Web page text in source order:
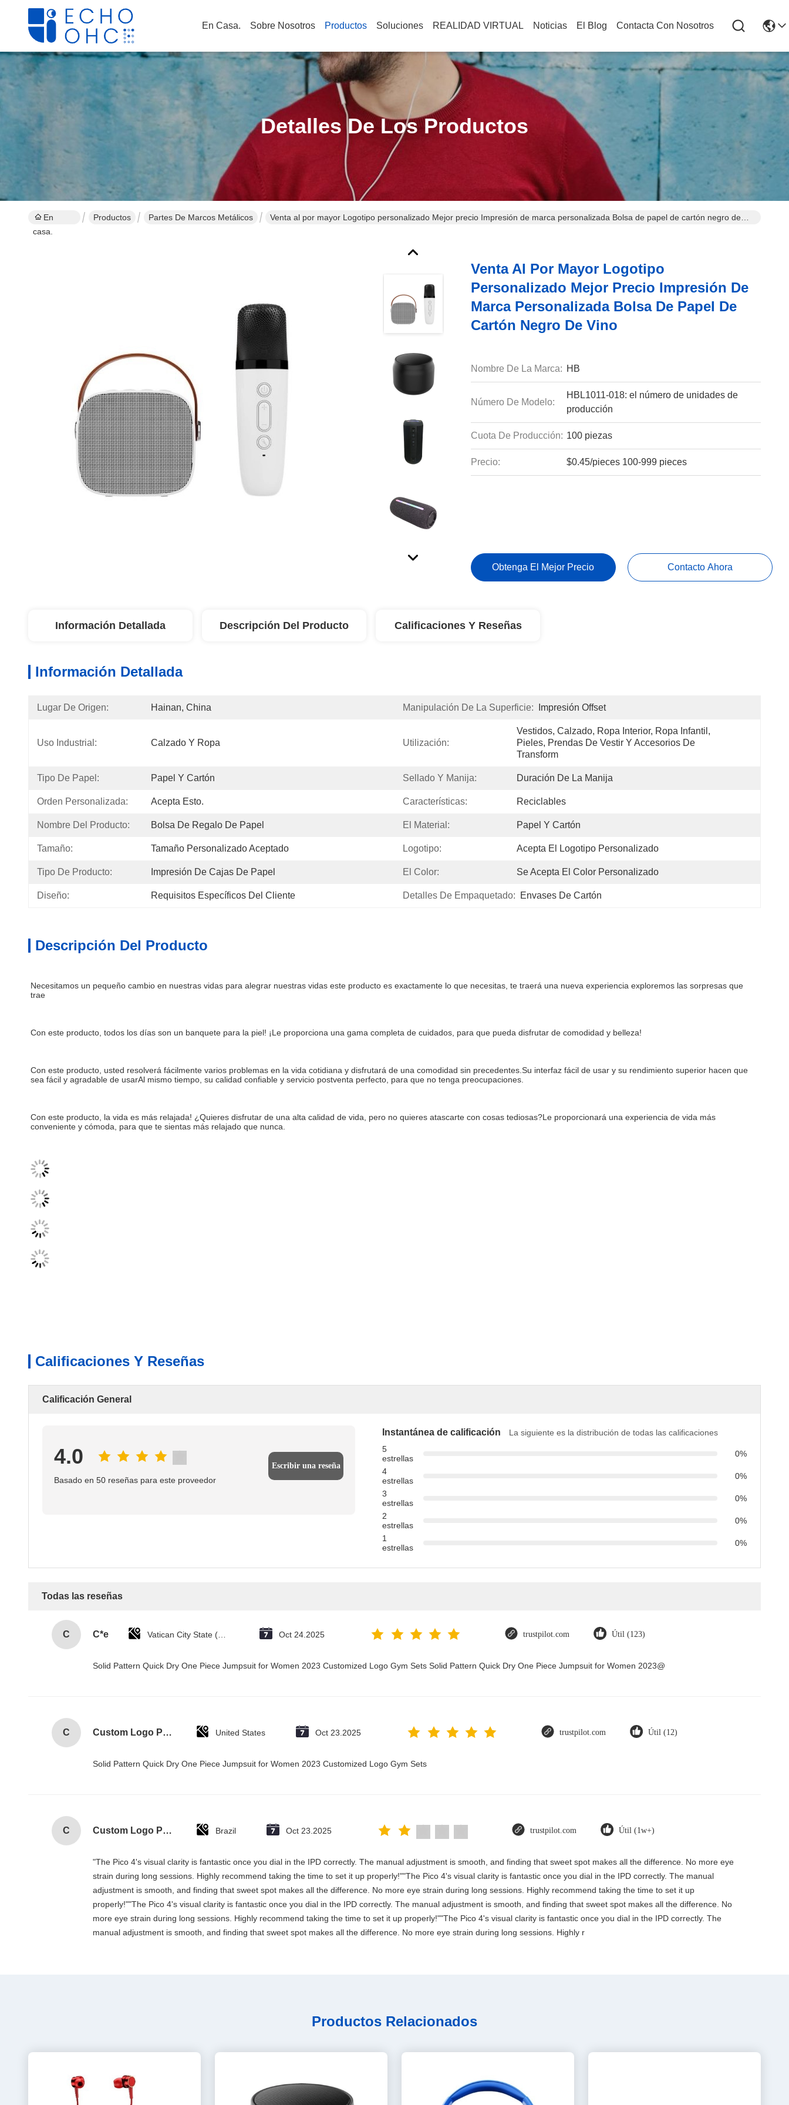
En Casa. Sobre Nosotros Productos Soluciones REALIDAD VIRTUAL Noticias El Blog Contacta Con Nosotros
Detalles De Los Productos
En
casa.
Productos Partes De Marcos Metálicos
Venta al por mayor Logotipo personalizado Mejor precio Impresión de marca personalizada Bolsa de papel de cartón negro de
Venta Al Por Mayor Logotipo
Personalizado Mejor Precio Impresión De
Marca Personalizada Bolsa De Papel De
Cartón Negro De Vino
Nombre De La Marca: HB
Número De Modelo:
HBL1011-018: el número de unidades de
producción
Cuota De Producción: 100 piezas
Precio: $0.45/pieces 100-999 pieces
Obtenga El Mejor Precio Contacto Ahora
Información Detallada Descripción Del Producto Calificaciones Y Reseñas
Información Detallada
Lugar De Origen: Hainan, China Manipulación De La Superficie: Impresión Offset
Uso Industrial: Calzado Y Ropa Utilización:
Vestidos, Calzado, Ropa Interior, Ropa Infantil,
Pieles, Prendas De Vestir Y Accesorios De
Transform
Tipo De Papel: Papel Y Cartón Sellado Y Manija: Duración De La Manija
Orden Personalizada: Acepta Esto. Características: Reciclables
Nombre Del Producto: Bolsa De Regalo De Papel El Material: Papel Y Cartón
Tamaño: Tamaño Personalizado Aceptado Logotipo: Acepta El Logotipo Personalizado
Tipo De Producto: Impresión De Cajas De Papel El Color: Se Acepta El Color Personalizado
Diseño: Requisitos Específicos Del Cliente Detalles De Empaquetado: Envases De Cartón
Descripción Del Producto
Necesitamos un pequeño cambio en nuestras vidas para alegrar nuestras vidas este producto es exactamente lo que necesitas, te traerá una nueva experiencia exploremos las sorpresas que
trae
Con este producto, todos los días son un banquete para la piel! ¡Le proporciona una gama completa de cuidados, para que pueda disfrutar de comodidad y belleza!
Con este producto, usted resolverá fácilmente varios problemas en la vida cotidiana y disfrutará de una comodidad sin precedentes.Su interfaz fácil de usar y su rendimiento superior hacen que
sea fácil y agradable de usarAl mismo tiempo, su calidad confiable y servicio postventa perfecto, para que no tenga preocupaciones.
Con este producto, la vida es más relajada! ¿Quieres disfrutar de una alta calidad de vida, pero no quieres atascarte con cosas tediosas?Le proporcionará una experiencia de vida más
conveniente y cómoda, para que te sientas más relajado que nunca.
Calificaciones Y Reseñas
Calificación General
4.0
Basado en 50 reseñas para este proveedor
Escribir una reseña
Instantánea de calificación
La siguiente es la distribución de todas las calificaciones
5
estrellas
0%
4
estrellas
0%
3
estrellas
0%
2
estrellas
0%
1
estrellas
0%
Todas las reseñas
C C*e Oct 24.2025 trustpilot.com Útil (123)
Solid Pattern Quick Dry One Piece Jumpsuit for Women 2023 Customized Logo Gym Sets Solid Pattern Quick Dry One Piece Jumpsuit for Women 2023@
C Custom Logo Paper Cardboard Packing Folding White / Black / Rose Gold Luxury Magnetic Gift Box with Ribbon Closure United States Oct 23.2025 trustpilot.com Útil (12)
Solid Pattern Quick Dry One Piece Jumpsuit for Women 2023 Customized Logo Gym Sets
C Custom Logo Paper Cardboard Packing Folding White / Black / Rose Gold Luxury Magnetic Gift Box with Ribbon Closure Brazil Oct 23.2025 trustpilot.com Útil (1w+)
"The Pico 4's visual clarity is fantastic once you dial in the IPD correctly. The manual adjustment is smooth, and finding that sweet spot makes all the difference. No more eye
strain during long sessions. Highly recommend taking the time to set it up properly!""The Pico 4's visual clarity is fantastic once you dial in the IPD correctly. The manual
adjustment is smooth, and finding that sweet spot makes all the difference. No more eye strain during long sessions. Highly recommend taking the time to set it up
properly!""The Pico 4's visual clarity is fantastic once you dial in the IPD correctly. The manual adjustment is smooth, and finding that sweet spot makes all the difference. No
more eye strain during long sessions. Highly recommend taking the time to set it up properly!""The Pico 4's visual clarity is fantastic once you dial in the IPD correctly. The
manual adjustment is smooth, and finding that sweet spot makes all the difference. No more eye strain during long sessions. Highly r
Productos Relacionados